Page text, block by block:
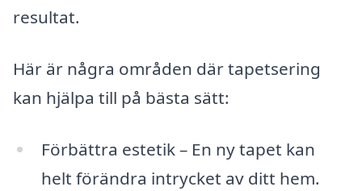
resultat.
Här är några områden där tapetsering
kan hjälpa till på bästa sätt:
Förbättra estetik – En ny tapet kan
helt förändra intrycket av ditt hem.